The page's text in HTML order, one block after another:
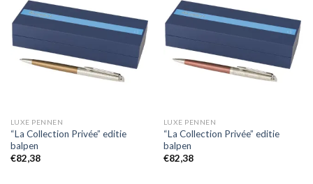
aan
wenslijst
LUXE PENNEN
“La Collection Privée” editie
balpen
€82,38
aan
wenslijst
LUXE PENNEN
“La Collection Privée” editie
balpen
€82,38